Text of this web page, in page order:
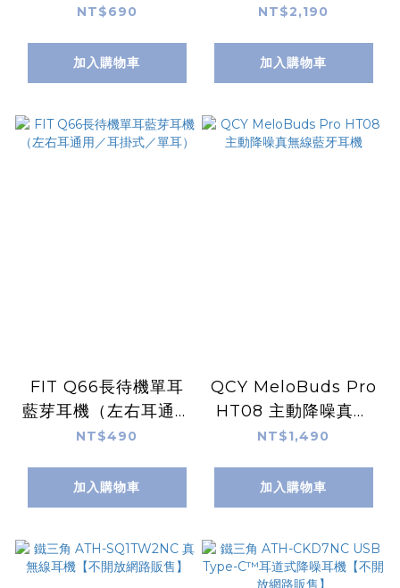
NT$690
加入購物車
耳罩式耳機
NT$2,190
加入購物車
FIT Q66長待機單耳
藍芽耳機（左右耳通用
／耳掛式／單耳）
NT$490
加入購物車
QCY MeloBuds Pro
HT08 主動降噪真無
線藍牙耳機
NT$1,490
加入購物車